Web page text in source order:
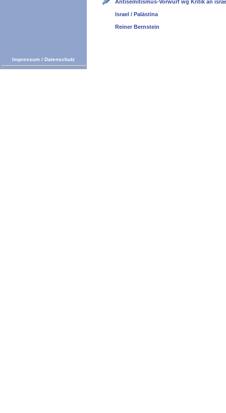
Antisemitismus-Vorwurf wg Kritik an
Israel / Palästina
Reiner Bernstein
Impressum / Datenschutz